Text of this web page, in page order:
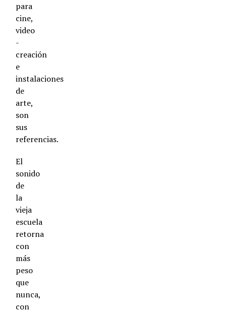
para
cine,
video
-
creación
e
instalaciones
de
arte,
son
sus
referencias.
El
sonido
de
la
vieja
escuela
retorna
con
más
peso
que
nunca,
con